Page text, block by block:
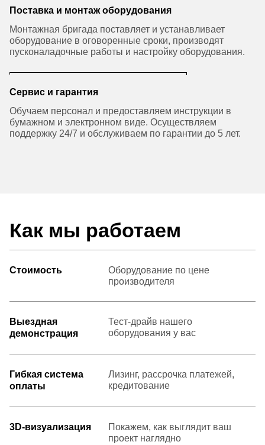
Поставка и монтаж оборудования
Монтажная бригада поставляет и устанавливает
оборудование в оговоренные сроки, производят
пусконаладочные работы и настройку оборудования.
Сервис и гарантия
Обучаем персонал и предоставляем инструкции в
бумажном и электронном виде. Осуществляем
поддержку 24/7 и обслуживаем по гарантии до 5 лет.
Как мы работаем
Стоимость
Оборудование по цене
производителя
Выездная
демонстрация
Тест-драйв нашего
оборудования у вас
Гибкая система
оплаты
Лизинг, рассрочка платежей,
кредитование
3D-визуализация
Покажем, как выглядит ваш
проект наглядно